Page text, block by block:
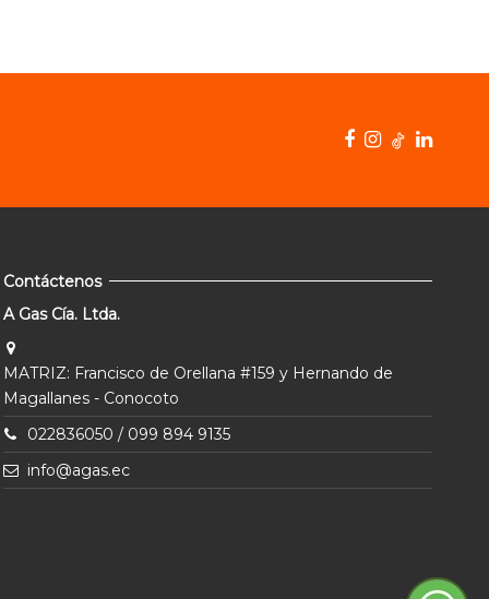
Contáctenos
A Gas Cía. Ltda.
MATRIZ: Francisco de Orellana #159 y Hernando de
Magallanes - Conocoto
022836050 / 099 894 9135
info@agas.ec